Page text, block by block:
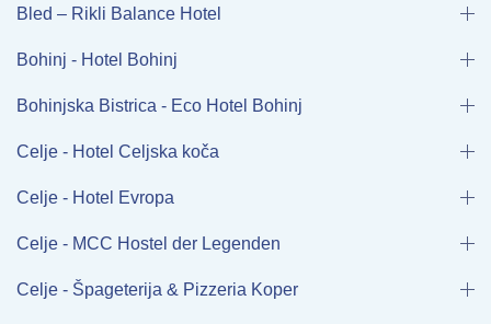
Bled – Rikli Balance Hotel
Bohinj - Hotel Bohinj
Bohinjska Bistrica - Eco Hotel Bohinj
Celje - Hotel Celjska koča
Celje - Hotel Evropa
Celje - MCC Hostel der Legenden
Celje - Špageterija & Pizzeria Koper